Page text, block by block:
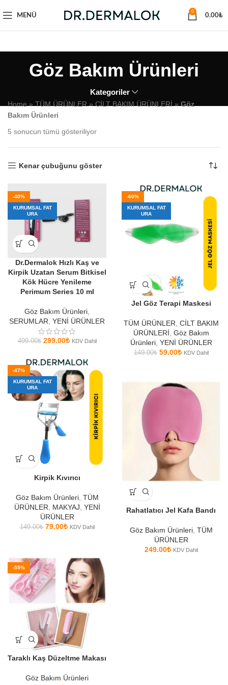
MENÜ
0
0.00₺
Göz Bakım Ürünleri
Kategoriler
Home » TÜM ÜRÜNLER » CİLT BAKIM ÜRÜNLERİ » Göz
Bakım Ürünleri
5 sonucun tümü gösteriliyor
Kenar çubuğunu göster
-40%
KURUMSAL FAT
URA
Dr.Dermalok Hızlı Kaş ve
Kirpik Uzatan Serum Bitkisel
Kök Hücre Yenileme
Perimum Series 10 ml
Göz Bakım Ürünleri
SERUMLAR YENİ ÜRÜNLER
499.00₺ 299.00₺ KDV Dahil
-60%
KURUMSAL FAT
URA
Jel Göz Terapi Maskesi
TÜM ÜRÜNLER, CİLT BAKIM
ÜRÜNLERİ, Göz Bakım
Ürünleri, YENİ ÜRÜNLER
149.00₺ 59.00₺ KDV Dahil
-47%
KURUMSAL FAT
URA
Kirpik Kıvırıcı
Göz Bakım Ürünleri, TÜM
ÜRÜNLER
MAKYAJ YENİ
ÜRÜNLER
149.00₺ 79.00₺ KDV Dahil
Rahatlatıcı Jel Kafa Bandı
Göz Bakım Ürünleri, TÜM
ÜRÜNLER
249.00₺ KDV Dahil
-55%
Taraklı Kaş Düzeltme Makası
Göz Bakım Ürünleri